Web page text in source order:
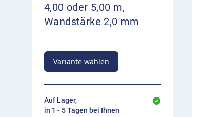
4,00 oder 5,00 m,
Wandstärke 2,0 mm
Variante wählen
Auf Lager,
in 1 - 5 Tagen bei Ihnen